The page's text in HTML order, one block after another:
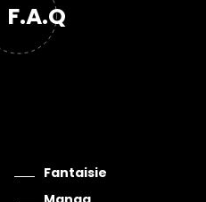
F.A.Q
Fantaisie